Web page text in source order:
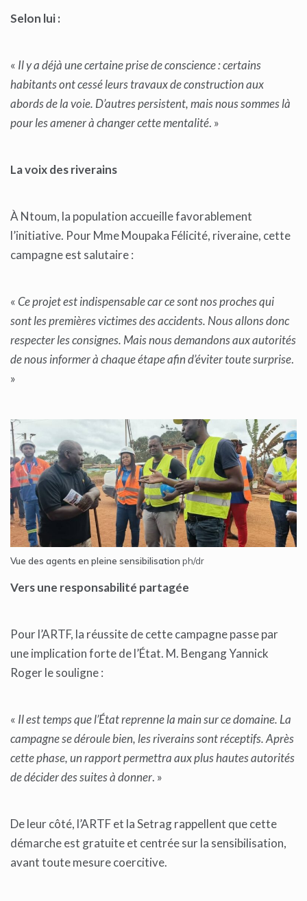
Selon lui :
« Il y a déjà une certaine prise de conscience : certains
habitants ont cessé leurs travaux de construction aux
abords de la voie. D’autres persistent, mais nous sommes là
pour les amener à changer cette mentalité. »
La voix des riverains
À Ntoum, la population accueille favorablement
l’initiative. Pour Mme Moupaka Félicité, riveraine, cette
campagne est salutaire :
«Ce projet est indispensable car ce sont nos proches qui
sont les premières victimes des accidents. Nous allons donc
respecter les consignes. Mais nous demandons aux autorités
de nous informer à chaque étape afin d’éviter toute surprise.
»
Vue des agents en pleine sensibilisation ph/dr
Vers une responsabilité partagée
Pour l’ARTF, la réussite de cette campagne passe par
une implication forte de l’État. M. Bengang Yannick
Roger le souligne :
« Il est temps que l’État reprenne la main sur ce domaine. La
campagne se déroule bien, les riverains sont réceptifs. Après
cette phase, un rapport permettra aux plus hautes autorités
de décider des suites à donner. »
De leur côté, l’ARTF et la Setrag rappellent que cette
démarche est gratuite et centrée sur la sensibilisation,
avant toute mesure coercitive.